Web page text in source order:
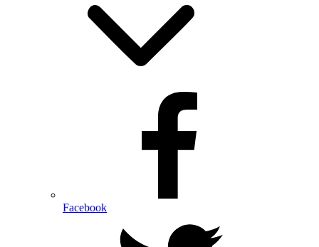
Facebook